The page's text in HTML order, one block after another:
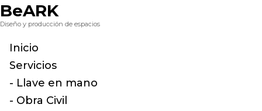
BeARK
Diseño y producción de espacios
Inicio
Servicios
- Llave en mano
- Obra Civil